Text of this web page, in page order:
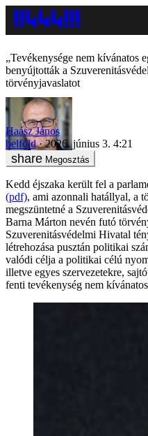
„Tevékenysége nem kívánatos
benyújtották a
törvényjavaslatot
Haász János
belföld
2026. június 3. 4:21
Megosztás
Kedd éjszaka került fel a
(pdf), ami azonnali hatállyal, a
megszüntetné a
Barna Márton nevén futó
Szuverenitásvédelmi Hivatal
létrehozása pusztán politikai
valódi célja a politikai célú
illetve egyes szervezetekre,
fenti tevékenység nem